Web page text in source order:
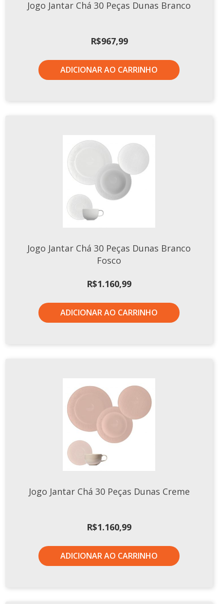
Jogo Jantar Chá 30 Peças Dunas Branco
R$967,99
ADICIONAR AO CARRINHO
Jogo Jantar Chá 30 Peças Dunas Branco
Fosco
R$1.160,99
ADICIONAR AO CARRINHO
Jogo Jantar Chá 30 Peças Dunas Creme
R$1.160,99
ADICIONAR AO CARRINHO